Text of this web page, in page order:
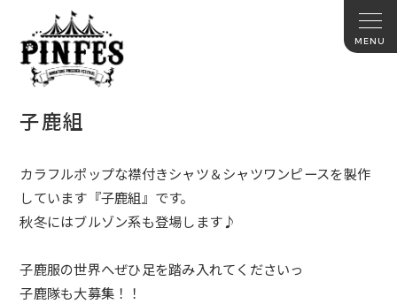
子鹿組
カラフルポップな襟付きシャツ＆シャツワンピースを製作
しています『子鹿組』です。
秋冬にはブルゾン系も登場します♪
子鹿服の世界へぜひ足を踏み入れてくださいっ
子鹿隊も大募集！！